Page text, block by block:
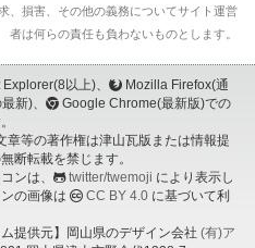
、損害、その他の義務についてサイト運営
者は何らの責任も負わないものとします。
Explorer(8以上)、
Mozilla Firefox(通
新)、
Google Chrome(最新版)での
章等の著作権は津山瓦版または情報提
断転載を禁じます。
ンは、
twitter/twemoji により表示し
の画像は
CC BY 4.0 に基づいて利
ム提供元】岡山県のデザイン会社 (有)ア